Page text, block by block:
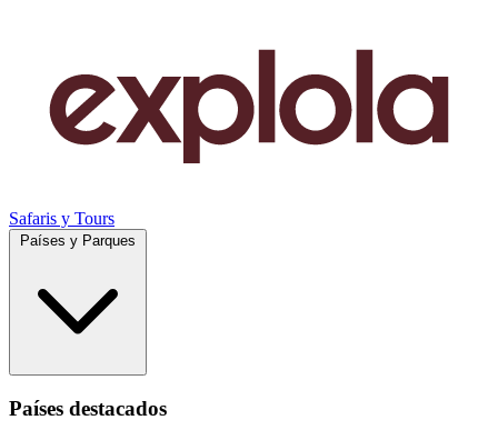
Safaris y Tours
Países destacados